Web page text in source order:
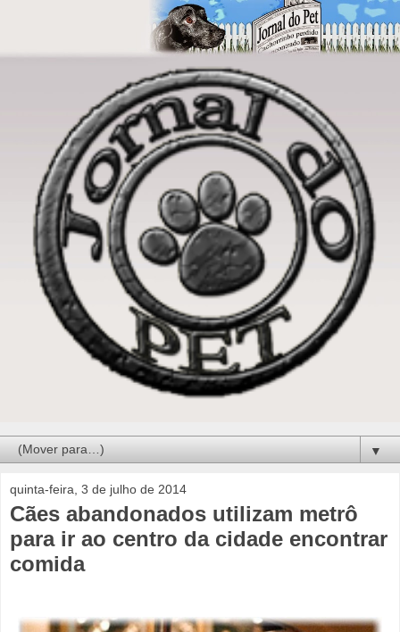
▼
quinta-feira, 3 de julho de 2014
Cães abandonados utilizam metrô
para ir ao centro da cidade encontrar
comida